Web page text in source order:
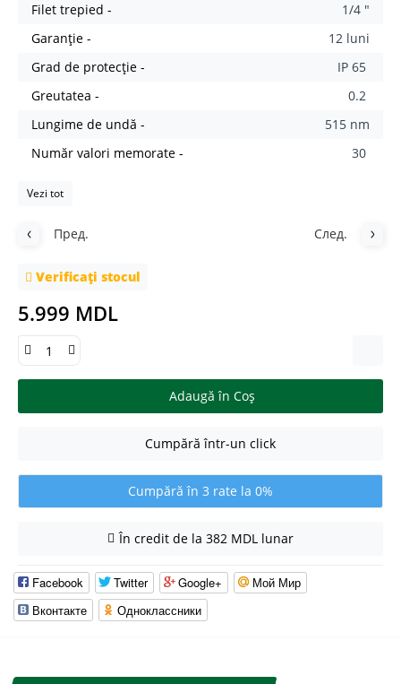
Filet trepied -
1/4 "
Garanție -
12 luni
Grad de protecție -
IP 65
Greutatea -
0.2
Lungime de undă -
515 nm
Număr valori memorate -
30
Vezi tot
Пред. След.
Verificați stocul
5.999 MDL
Adaugă în Coş
Cumpără într-un click
Cumpără în 3 rate la 0%
În credit de la 382 MDL lunar
Facebook Twitter Google+
Мой Мир
Вконтакте
Одноклассники